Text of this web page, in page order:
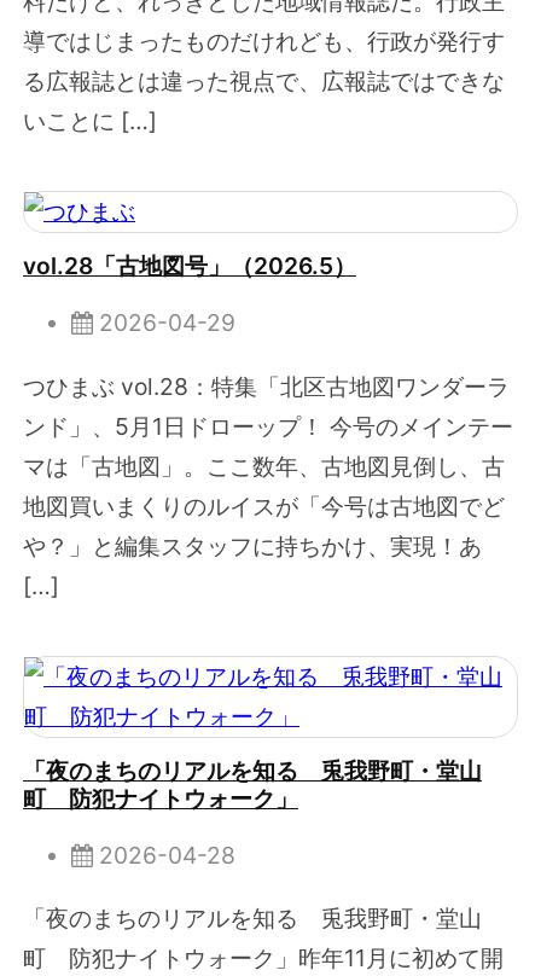
導ではじまったものだけれども、行政が発行す
る広報誌とは違った視点で、広報誌ではできな
いことに […]
vol.28「古地図号」（2026.5）
2026-04-29
つひまぶ vol.28：特集「北区古地図ワンダーラ
ンド」、5月1日ドローップ！ 今号のメインテー
マは「古地図」。ここ数年、古地図見倒し、古
地図買いまくりのルイスが「今号は古地図でど
や？」と編集スタッフに持ちかけ、実現！あ
[…]
「夜のまちのリアルを知る 兎我野町・堂山
町 防犯ナイトウォーク」
2026-04-28
「夜のまちのリアルを知る 兎我野町・堂山
町 防犯ナイトウォーク」昨年11月に初めて開